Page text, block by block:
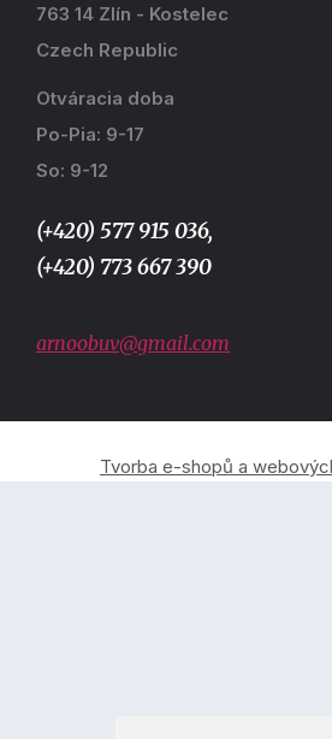
763 14 Zlín - Kostelec
Czech Republic
Otváracia doba
Po-Pia: 9-17
So: 9-12
(+420) 577 915 036,
(+420) 773 667 390
arnoobuv@gmail.com
Tvorba e-shopů a